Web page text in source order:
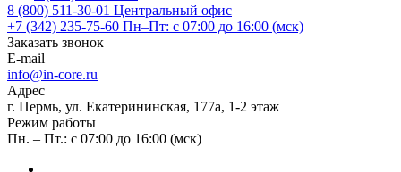
8 (800) 511-30-01 Центральный офис
+7 (342) 235-75-60 Пн–Пт: с 07:00 до 16:00 (мск)
Заказать звонок
E-mail
info@in-core.ru
Адрес
г. Пермь, ул. ​Екатерининская, 177а, ​1-2 этаж
Режим работы
Пн. – Пт.: с 07:00 до 16:00 (мск)